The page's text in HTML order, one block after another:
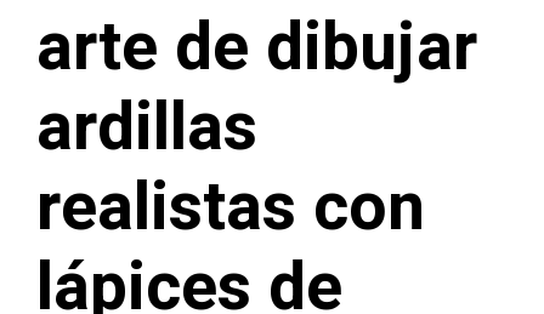
arte de dibujar
ardillas
realistas con
lápices de